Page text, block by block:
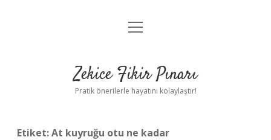
Anasayfa
Yasal Uyarı
menüyü
Zekice Fikir Pınarı
Pratik önerilerle hayatını kolaylaştır!
Etiket:At kuyruğu otu ne kadar